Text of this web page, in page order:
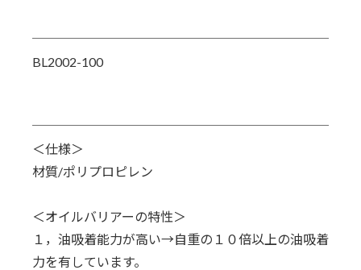
BL2002-100
＜仕様＞
材質/ポリプロピレン
＜オイルバリアーの特性＞
１，油吸着能力が高い→自重の１０倍以上の油吸着
力を有しています。